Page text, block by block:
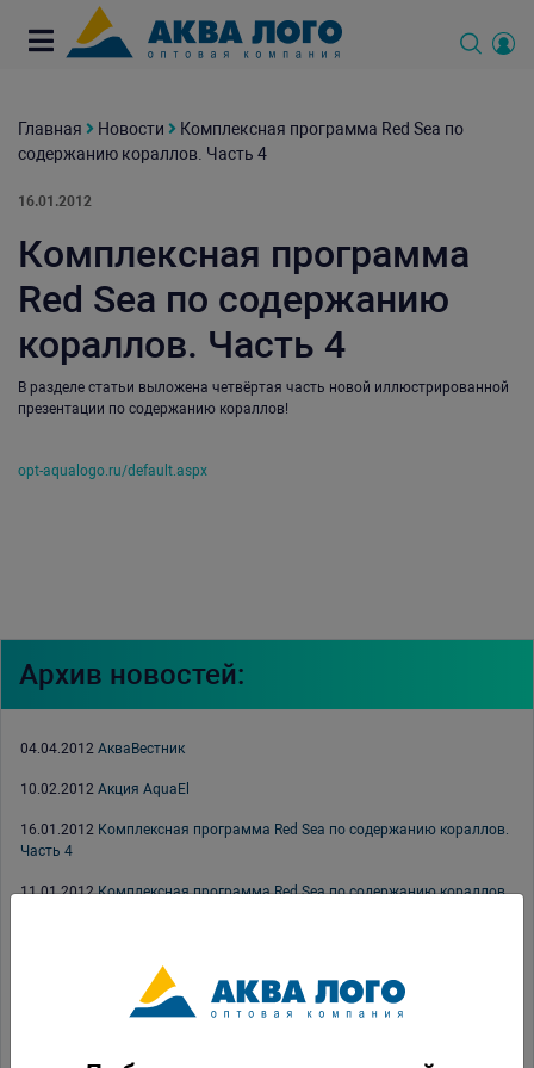
Главная Новости
Комплексная программа Red Sea по
содержанию кораллов. Часть 4
16.01.2012
Комплексная программа
Red Sea по содержанию
кораллов. Часть 4
В разделе статьи выложена четвёртая часть новой иллюстрированной
презентации по содержанию кораллов!
opt-aqualogo.ru/default.aspx
Архив новостей:
04.04.2012 АкваВестник
10.02.2012 Акция AquaEl
16.01.2012 Комплексная программа Red Sea по содержанию кораллов.
Часть 4
11.01.2012Комплексная программа Red Sea по содержанию кораллов.
Комплексная программа Red Sea по содержанию кораллов.